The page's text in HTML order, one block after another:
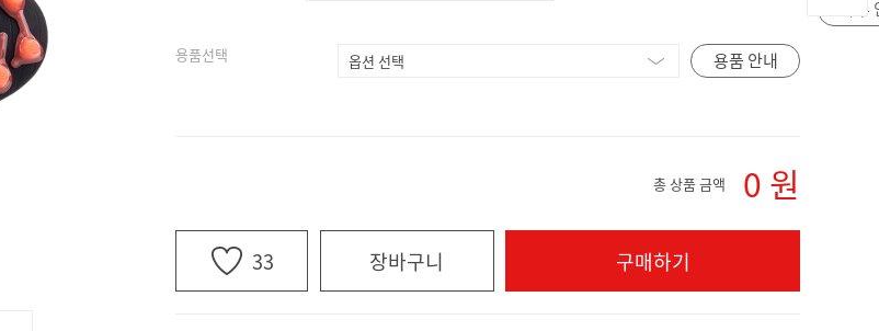
용품선택 용품 안내
자
총 상품 금액 0 원
33 장바구니 구매하기